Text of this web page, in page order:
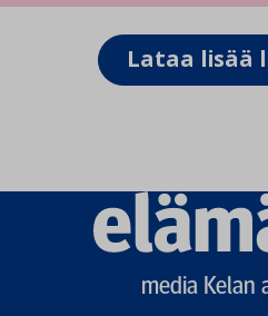
Lataa lisää
Elämässä
logo
media Kelan